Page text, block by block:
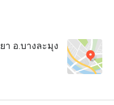
า อ.บางละมุง